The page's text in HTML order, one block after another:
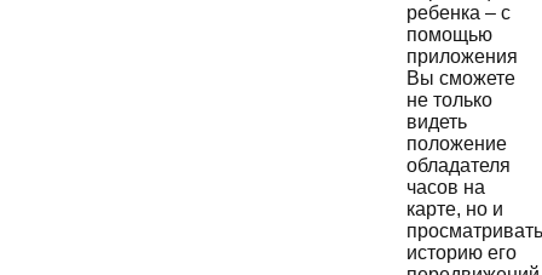
ребенка – с
помощью
приложения
Вы сможете
не только
видеть
положение
обладателя
часов на
карте, но и
просматривать
историю его